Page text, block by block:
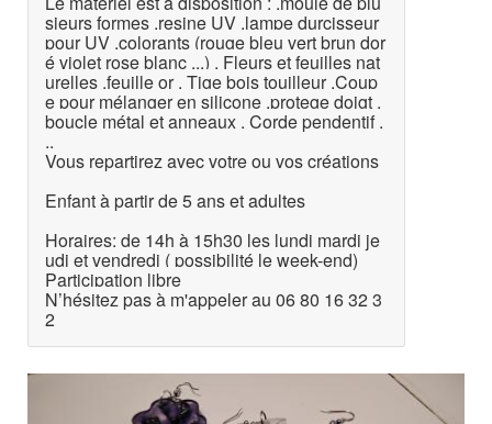
sieurs formes .resine UV .lampe durcisseur
pour UV .colorants (rouge bleu vert brun dor
é violet rose blanc ...) . Fleurs et feuilles nat
urelles .feuille or . Tige bois touilleur .Coup
e pour mélanger en silicone .protege doigt .
boucle métal et anneaux . Corde pendentif .
..
Vous repartirez avec votre ou vos créations
Enfant à partir de 5 ans et adultes
Horaires: de 14h à 15h30 les lundi mardi je
udi et vendredi ( possibilité le week-end)
Participation libre
N’hésitez pas à m'appeler au 06 80 16 32 3
2